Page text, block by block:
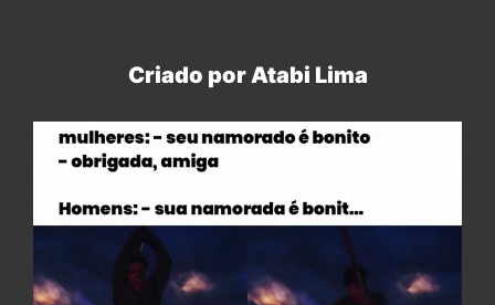
Criado por Atabi Lima